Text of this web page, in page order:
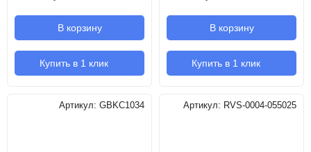
В корзину
Купить в 1 клик
В корзину
Купить в 1 клик
Артикул: GBKC1034 Артикул: RVS-0004-055025